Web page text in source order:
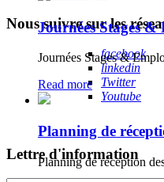
Journées Stages &
Journées Stages &
Read more
Planning de
Planning de réception
Nous suivre sur les
facebook
linkedin
Twitter
Youtube
Lettre d'information